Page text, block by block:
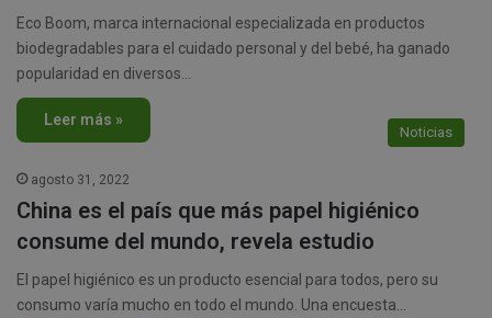
Eco Boom, marca internacional especializada en productos
biodegradables para el cuidado personal y del bebé, ha ganado
popularidad en diversos…
Leer más »
Noticias
agosto 31, 2022
China es el país que más papel higiénico
consume del mundo, revela estudio
El papel higiénico es un producto esencial para todos, pero su
consumo varía mucho en todo el mundo. Una encuesta…